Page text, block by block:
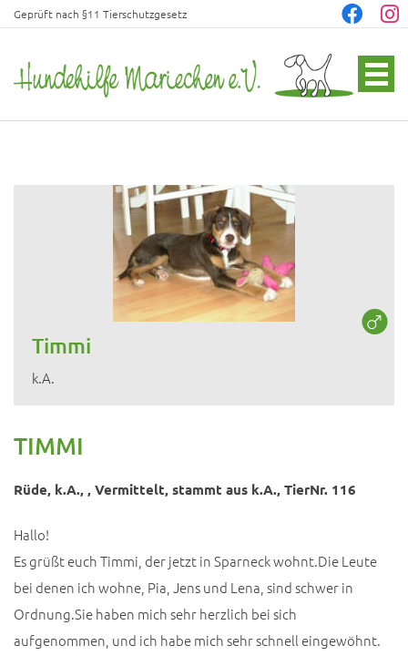
Geprüft nach §11 Tierschutzgesetz
Timmi
k.A.
TIMMI
Rüde, k.A., , Vermittelt, stammt aus k.A., TierNr. 116
Hallo!
Es grüßt euch Timmi, der jetzt in Sparneck wohnt.Die Leute
bei denen ich wohne, Pia, Jens und Lena, sind schwer in
Ordnung.Sie haben mich sehr herzlich bei sich
aufgenommen, und ich habe mich sehr schnell eingewöhnt.